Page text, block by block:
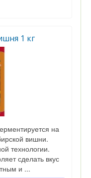
1 кг
на
вишни.
технологии.
сделать вкус
и ...